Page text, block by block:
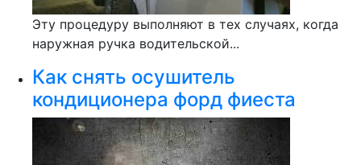
Эту процедуру выполняют в тех случаях, когда
наружная ручка водительской...
Как снять осушитель
кондиционера форд фиеста